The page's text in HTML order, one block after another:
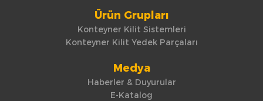
Ürün Grupları
Konteyner Kilit Sistemleri
Konteyner Kilit Yedek Parçaları
Medya
Haberler & Duyurular
E-Katalog